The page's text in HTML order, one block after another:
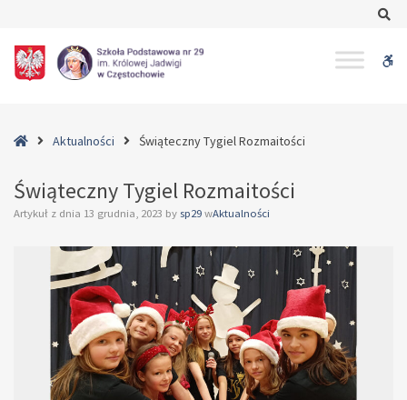
Tygiel
Rozmaitości
HomeAktualności Świąteczny Tygiel Rozmaitości
Świąteczny Tygiel Rozmaitości
Artykuł z dnia 13 grudnia, 2023 by sp29 wAktualności